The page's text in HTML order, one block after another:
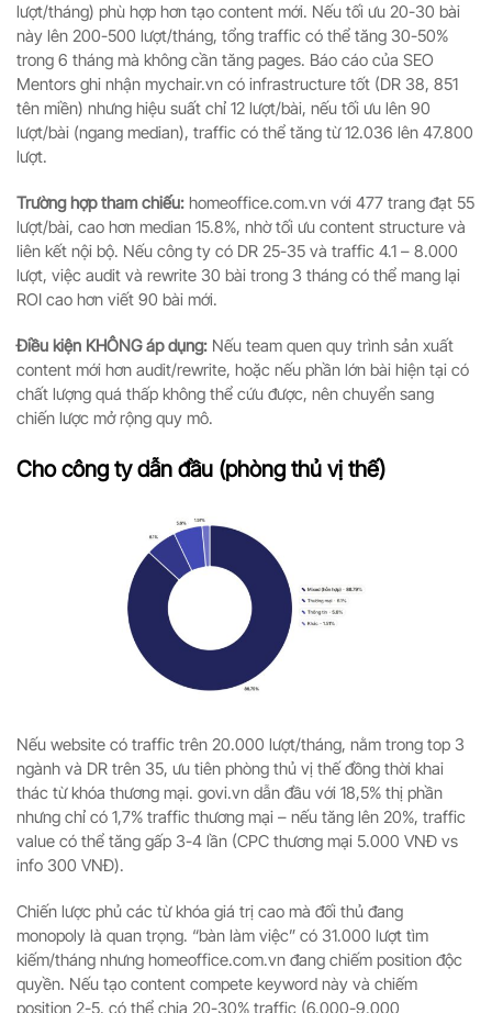
lượt/tháng) phù hợp hơn tạo content mới. Nếu tối ưu 20-30 bài
này lên 200-500 lượt/tháng, tổng traffic có thể tăng 30-50%
trong 6 tháng mà không cần tăng pages. Báo cáo của SEO
Mentors ghi nhận mychair.vn có infrastructure tốt (DR 38, 851
tên miền) nhưng hiệu suất chỉ 12 lượt/bài, nếu tối ưu lên 90
lượt/bài (ngang median), traffic có thể tăng từ 12.036 lên 47.800
lượt.
Trường hợp tham chiếu: homeoffice.com.vn với 477 trang đạt 55
lượt/bài, cao hơn median 15.8%, nhờ tối ưu content structure và
liên kết nội bộ. Nếu công ty có DR 25-35 và traffic 4.1 – 8.000
lượt, việc audit và rewrite 30 bài trong 3 tháng có thể mang lại
ROI cao hơn viết 90 bài mới.
Điều kiện KHÔNG áp dụng: Nếu team quen quy trình sản xuất
content mới hơn audit/rewrite, hoặc nếu phần lớn bài hiện tại có
chất lượng quá thấp không thể cứu được, nên chuyển sang
chiến lược mở rộng quy mô.
Cho công ty dẫn đầu (phòng thủ vị thế)
Nếu website có traffic trên 20.000 lượt/tháng, nằm trong top 3
ngành và DR trên 35, ưu tiên phòng thủ vị thế đồng thời khai
thác từ khóa thương mại. govi.vn dẫn đầu với 18,5% thị phần
nhưng chỉ có 1,7% traffic thương mại – nếu tăng lên 20%, traffic
value có thể tăng gấp 3-4 lần (CPC thương mại 5.000 VNĐ vs
info 300 VNĐ).
Chiến lược phủ các từ khóa giá trị cao mà đối thủ đang
monopoly là quan trọng. “bàn làm việc” có 31.000 lượt tìm
kiếm/tháng nhưng homeoffice.com.vn đang chiếm position độc
quyền. Nếu tạo content compete keyword này và chiếm
position 2-5, có thể chia 20-30% traffic (6.000-9.000